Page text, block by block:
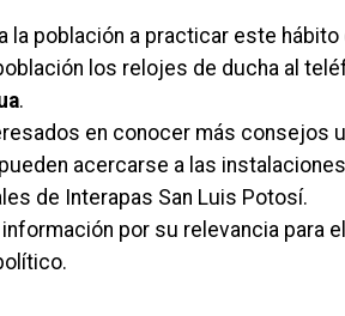
la población a practicar este hábito
los relojes de ducha al
.
en conocer más consejos
acercarse a las instalaciones
de Interapas San Luis Potosí.
por su relevancia para